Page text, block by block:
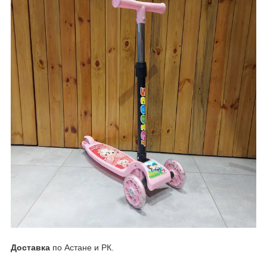
Доставка по Астане и РК.